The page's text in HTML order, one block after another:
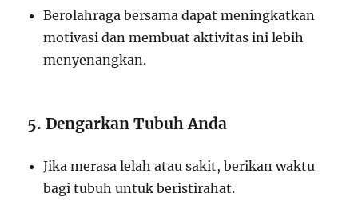
Berolahraga bersama dapat meningkatkan
motivasi dan membuat aktivitas ini lebih
menyenangkan.
5. Dengarkan Tubuh Anda
Jika merasa lelah atau sakit, berikan waktu
bagi tubuh untuk beristirahat.